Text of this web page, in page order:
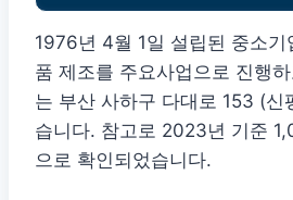
1976년 4월 1일 설립된 중소
품 제조를 주요사업으로 진행
는 부산 사하구 다대로 153 (신
습니다. 참고로 2023년 기준
으로 확인되었습니다.